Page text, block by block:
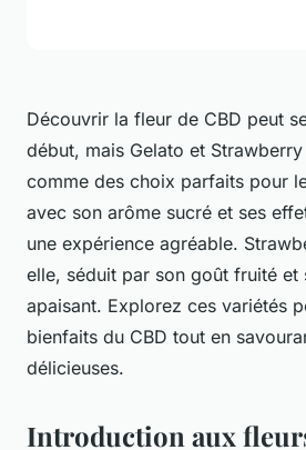
Découvrir la fleur de CBD peut
début, mais Gelato et
comme des choix parfaits pour
avec son arôme sucré et ses
une expérience agréable.
elle, séduit par son goût fruité et
apaisant. Explorez ces variétés
bienfaits du CBD tout en
délicieuses.
Introduction aux